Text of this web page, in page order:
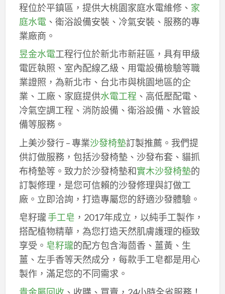
程位於平鎮區，提供大桃園家庭水電維修、 家
庭水電、衛浴設備安裝、冷氣安裝、服務的專
業廠商。
昱金水電工程行位於新北市新莊區，具有甲級
電匠執照、室內配線乙級、用電設備檢驗等職
業證照，為新北市、台北市與桃園地區的企
業、工廠、家庭提供水電工程 、高低壓配電、
冷氣空調工程、消防設備、衛浴設備、水管設
備等服務。
上美沙發行 – 專業沙發椅墊訂製推薦。我們提
供訂做服務，包括沙發椅墊、沙發布套、貓抓
布椅墊等。致力於沙發椅墊和實木沙發椅墊的
訂製修理，是您可信賴的沙發修理與訂做工
廠。立即洽詢，打造專屬您的舒適沙發體驗。
皂籽瓏手工皂 ，2017年成立，以純手工製作，
搭配植物精華，為您打造天然肌膚護理的極致
享受。 皂籽瓏的配方包含海茴香、薑黃、生
薑、左手香等天然成分，每款手工皂都是用心
製作，滿足您的不同需求。
貴金屬回收、收購、買賣，24小時全省服務！